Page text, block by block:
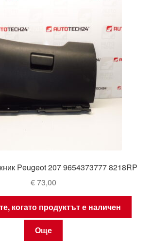
Peugeot 207 9654373777 8218RP
€73,00
когато продуктът е наличен
Още